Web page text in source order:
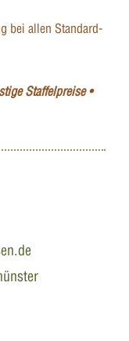
bei allen Standard-
Staffelpreise •